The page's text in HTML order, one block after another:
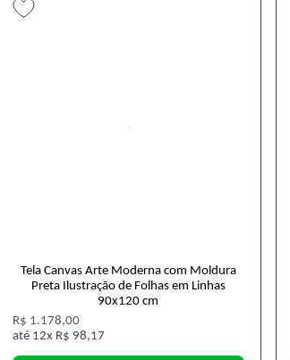
Tela Canvas Arte Moderna com Moldura
Preta Ilustração de Folhas em Linhas
90x120 cm
R$ 1.178,00
12x R$ 98,17